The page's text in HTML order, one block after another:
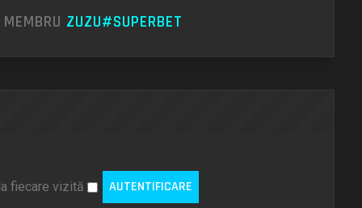
s
ZUZU#SUPERBET
fiecare vizită